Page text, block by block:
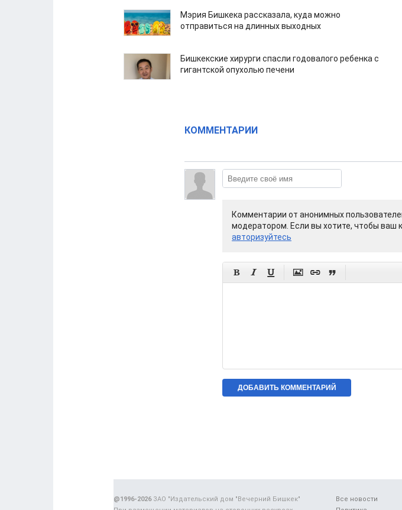
Мэрия Бишкека рассказала, куда можно
отправиться на длинных выходных
Бишкекские хирурги спасли годовалого ребенка с
гигантской опухолью печени
КОММЕНТАРИИ
Комментарии от анонимных
модератором. Если вы хотите, чтобы ваш
авторизуйтесь
     
Все новости
@1996-2026ЗАО "Издательский дом "Вечерний Бишкек"